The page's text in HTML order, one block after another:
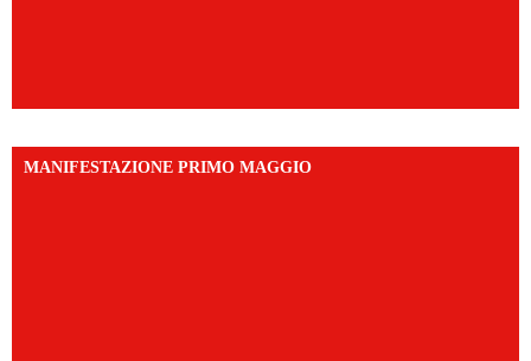
MANIFESTAZIONE PRIMO MAGGIO